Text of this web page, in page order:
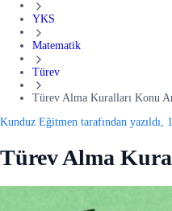
YKS
Matematik
Türev
Türev Alma Kuralları Konu
Kunduz Eğitmen tarafından yazıldı,
Türev Alma